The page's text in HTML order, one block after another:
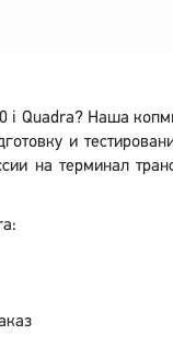
i Quadra? Наша
и
на терминал